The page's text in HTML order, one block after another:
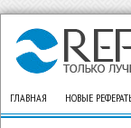
ГЛАВНАЯ НОВЫЕ